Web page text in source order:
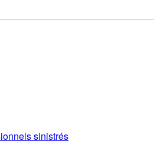
sinistrés